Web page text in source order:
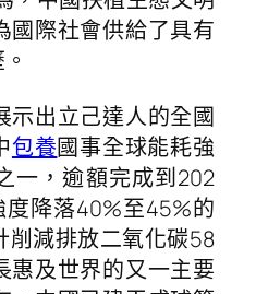
國際社會供給了具有
出立己達人的全國
包養國事全球能耗強
一，逾額完成到202
降落40%至45%的
削減排放二氧化碳58
惠及世界的又一主要